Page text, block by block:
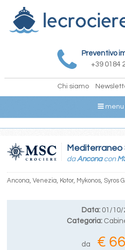
Preventivo
+39 0184
Chi siamo
menu
Mediterraneo
daAnconacon
Ancona, Venezia, Kotor, Mykonos, Syros
Data: 01/10/
Categoria:
da €